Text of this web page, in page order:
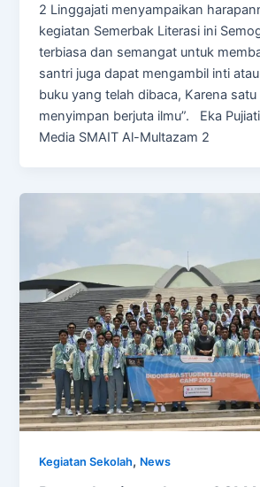
2 Linggajati menyampaikan
kegiatan Semerbak Literasi ini
terbiasa dan semangat untuk
santri juga dapat mengambil inti
buku yang telah dibaca, Karena satu
menyimpan berjuta ilmu”. Eka
Media SMAIT Al-Multazam 2
Kegiatan Sekolah, News